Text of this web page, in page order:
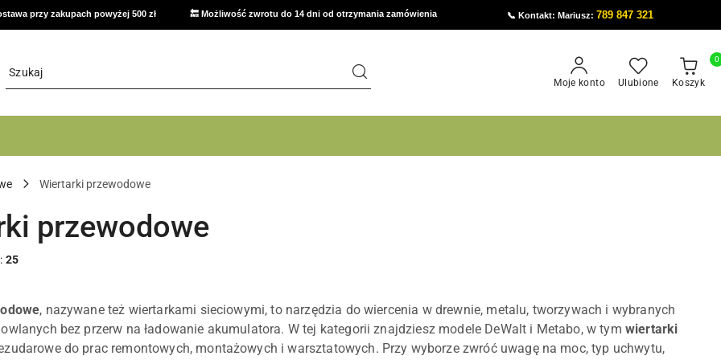
przy zakupach powyżej 500 zł 🔙 Możliwość zwrotu do 14 dni od otrzymania zamówienia 📞 Kontakt: Mariusz:789 847 321
Moje konto Ulubione Koszyk
0
Wiertarki przewodowe
przewodowe
25
, nazywane też wiertarkami sieciowymi, to narzędzia do wiercenia w drewnie, metalu, tworzywach i wybranych
bez przerw na ładowanie akumulatora. W tej kategorii znajdziesz modele DeWalt i Metabo, w tym wiertarki
do prac remontowych, montażowych i warsztatowych. Przy wyborze zwróć uwagę na moc, typ uchwytu,